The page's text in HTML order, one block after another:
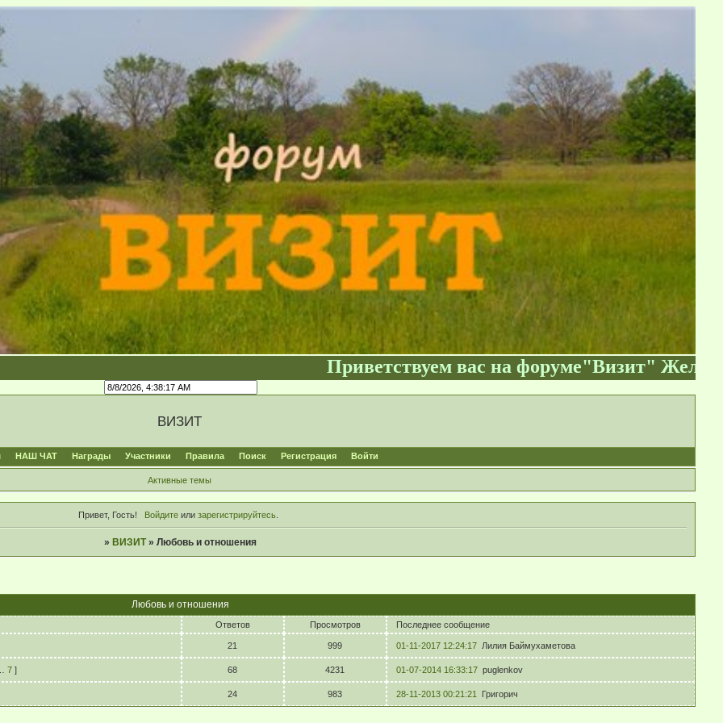
Приветствуем вас на форуме"Визит" Желаем
Форум существует
ВИЗИТ
НАШ ЧАТ Награды Участники Правила Поиск Регистрация Войти
Активные темы
Привет, Гость! Войдитеили зарегистрируйтесь.
» ВИЗИТ »Любовь и отношения
Любовь и отношения
Ответов Просмотров Последнее сообщение
21 999 01-11-2017 12:24:17 Лилия Баймухаметова
7 ] 68 4231 01-07-2014 16:33:17 puglenkov
24 983 28-11-2013 00:21:21 Григорич